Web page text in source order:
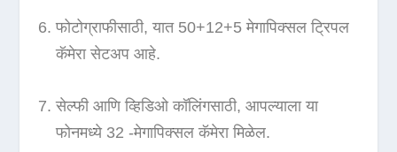
फोटोग्राफीसाठी, यात 50+12+5 मेगापिक्सल ट्रिपल
कॅमेरा सेटअप आहे.
सेल्फी आणि व्हिडिओ कॉलिंगसाठी, आपल्याला या
फोनमध्ये 32 -मेगापिक्सल कॅमेरा मिळेल.